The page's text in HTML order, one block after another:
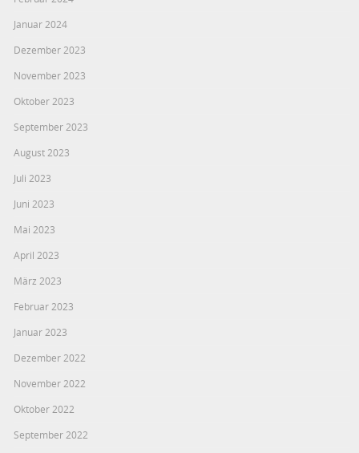
Januar 2024
Dezember 2023
November 2023
Oktober 2023
September 2023
August 2023
Juli 2023
Juni 2023
Mai 2023
April 2023
März 2023
Februar 2023
Januar 2023
Dezember 2022
November 2022
Oktober 2022
September 2022